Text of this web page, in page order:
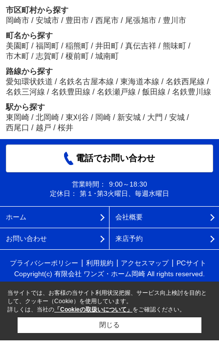
市区町村から探す
岡崎市 / 安城市 / 豊田市 / 西尾市 / 尾張旭市 / 豊川市
町名から探す
美園町 / 福岡町 / 稲熊町 / 井田町 / 真伝吉祥 / 熊味町 /
市木町 / 志賀町 / 榎前町 / 城南町
路線から探す
愛知環状鉄道 / 名鉄名古屋本線 / 東海道本線 / 名鉄西尾線 /
名鉄三河線 / 名鉄豊田線 / 名鉄瀬戸線 / 飯田線 / 名鉄豊川線
駅から探す
東岡崎 / 北岡崎 / 東刈谷 / 岡崎 / 新安城 / 大門 / 安城 /
西尾口 / 越戸 / 桜井
電話でお問い合わせ
営業時間：
9:00～18:30
定休日：
第１･第3火曜日、毎週水曜日
ホーム 会社概要
お問い合わせ 来店予約
プライバシーポリシー 利用規約 アクセスマップ
PCサイト
Copyright(c) 有限会社 ワンズ・ホーム岡崎 All rights reserved.
当サイトでは、お客様の当サイト利用状況把握、サービス向上検討を目的と
して、クッキー（Cookie）を使用しています。
詳しくは、当社の 「Cookieの取扱いについて」 をご確認ください。
閉じる